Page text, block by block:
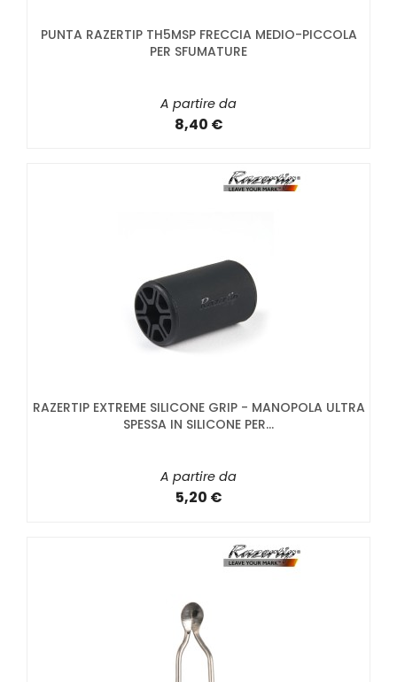
PUNTA RAZERTIP TH5MSP FRECCIA MEDIO-PICCOLA
PER SFUMATURE
A partire da
8,40 €
RAZERTIP EXTREME SILICONE GRIP - MANOPOLA ULTRA
SPESSA IN SILICONE PER...
A partire da
5,20 €